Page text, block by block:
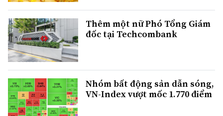
Thêm một nữ Phó Tổng Giám
đốc tại Techcombank
Nhóm bất động sản dẫn sóng,
VN-Index vượt mốc 1.770 điểm